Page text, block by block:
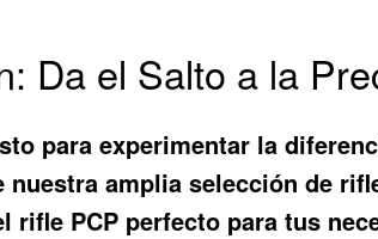
Da el Salto a la
para experimentar la
nuestra amplia selección de
rifle PCP perfecto para tus